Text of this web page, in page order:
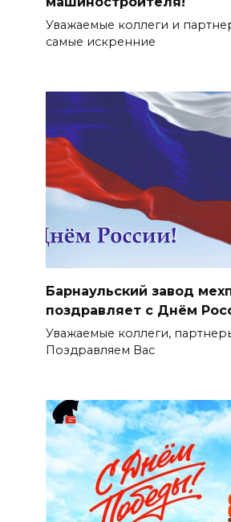
Уважаемые коллеги и
самые искренние
Барнаульский завод
поздравляет с Днём
Уважаемые коллеги,
Поздравляем Вас